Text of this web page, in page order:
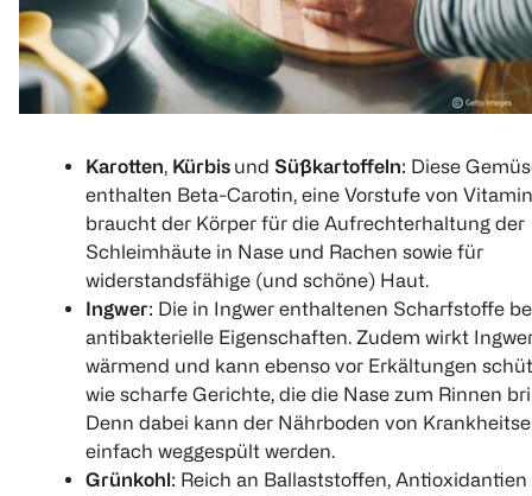
Karotten, Kürbis und Süßkartoffeln: Diese
enthalten Beta-Carotin, eine Vorstufe von
braucht der Körper für die Aufrechterhaltung der
Schleimhäute in Nase und Rachen sowie für
widerstandsfähige (und schöne) Haut.
Ingwer: Die in Ingwer enthaltenen Scharfstoffe
antibakterielle Eigenschaften. Zudem wirkt
wärmend und kann ebenso vor Erkältungen
wie scharfe Gerichte, die die Nase zum Rinnen
Denn dabei kann der Nährboden von
einfach weggespült werden.
Grünkohl: Reich an Ballaststoffen,